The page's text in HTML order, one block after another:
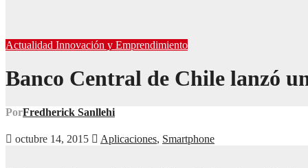
Actualidad Innovación y Emprendimiento
Banco Central de Chile lanzó
PorFredherick Sanllehi
octubre 14, 2015 Aplicaciones, Smartphone